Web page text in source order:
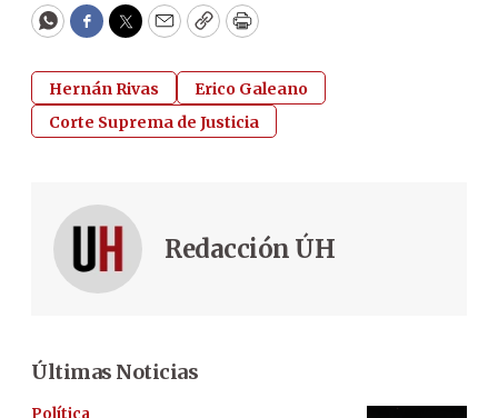
WhatsApp
Facebook
Twitter
EmailCopyPrint
Hernán Rivas
Erico Galeano
Corte Suprema de Justicia
Redacción ÚH
Últimas Noticias
Política